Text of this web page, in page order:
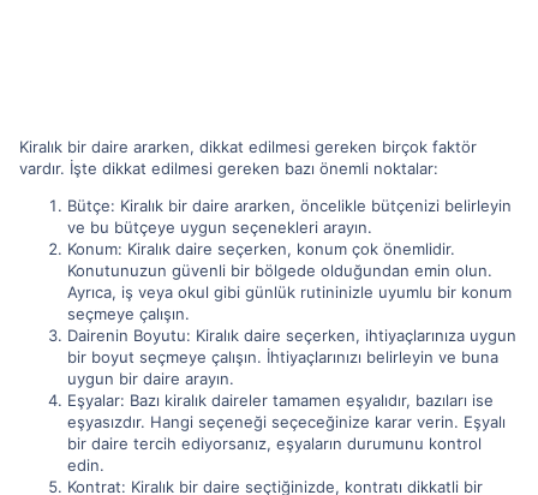
Kiralık bir daire ararken, dikkat edilmesi gereken birçok faktör
vardır. İşte dikkat edilmesi gereken bazı önemli noktalar:
Bütçe: Kiralık bir daire ararken, öncelikle bütçenizi belirleyin
ve bu bütçeye uygun seçenekleri arayın.
Konum: Kiralık daire seçerken, konum çok önemlidir.
Konutunuzun güvenli bir bölgede olduğundan emin olun.
Ayrıca, iş veya okul gibi günlük rutininizle uyumlu bir konum
seçmeye çalışın.
Dairenin Boyutu: Kiralık daire seçerken, ihtiyaçlarınıza uygun
bir boyut seçmeye çalışın. İhtiyaçlarınızı belirleyin ve buna
uygun bir daire arayın.
Eşyalar: Bazı kiralık daireler tamamen eşyalıdır, bazıları ise
eşyasızdır. Hangi seçeneği seçeceğinize karar verin. Eşyalı
bir daire tercih ediyorsanız, eşyaların durumunu kontrol
edin.
Kontrat: Kiralık bir daire seçtiğinizde, kontratı dikkatli bir